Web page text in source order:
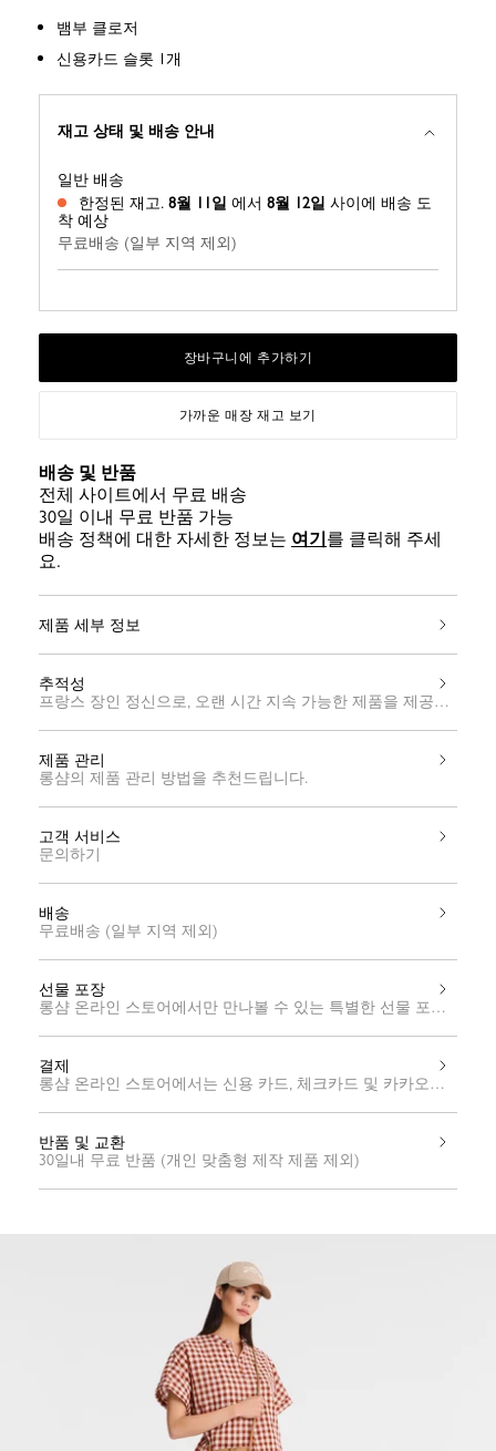
뱀부 클로저
신용카드 슬롯 1개
재고 상태 및 배송 안내
일반 배송
한정된 재고. 8월 11일 에서 8월 12일 사이에 배송 도
착 예상
무료배송 (일부 지역 제외)
장바구니에 추가하기
가까운 매장 재고 보기
배송 및 반품
전체 사이트에서 무료 배송
30일 이내 무료 반품 가능
배송 정책에 대한 자세한 정보는 여기 를 클릭해 주세
요.
제품 세부 정보
추적성
프랑스 장인 정신으로, 오랜 시간 지속 가능한 제품을 제공하기 위
제품 관리
롱샴의 제품 관리 방법을 추천드립니다.
고객 서비스
문의하기
배송
무료배송 (일부 지역 제외)
선물 포장
롱샴 온라인 스토어에서만 만나볼 수 있는 특별한 선물 포장과 메
결제
롱샴 온라인 스토어에서는 신용 카드, 체크카드 및 카카오페이 포
반품 및 교환
30일내 무료 반품 (개인 맞춤형 제작 제품 제외)